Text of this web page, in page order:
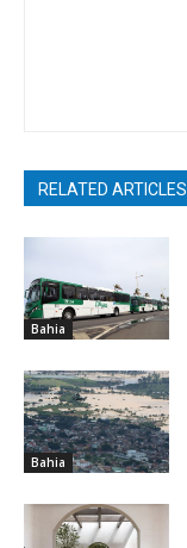
RELATED ARTICLES
Bahia
Bahia